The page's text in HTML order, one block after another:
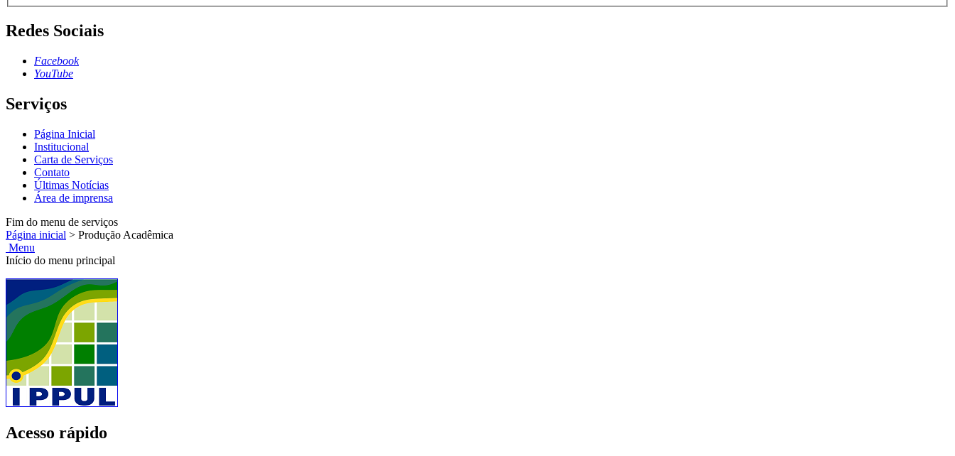
Redes Sociais
Facebook
YouTube
Serviços
Página Inicial
Institucional
Carta de Serviços
Contato
Últimas Notícias
Área de imprensa
Fim do menu de serviços
Página inicial > Produção Acadêmica
Menu
Início do menu principal
Acesso rápido